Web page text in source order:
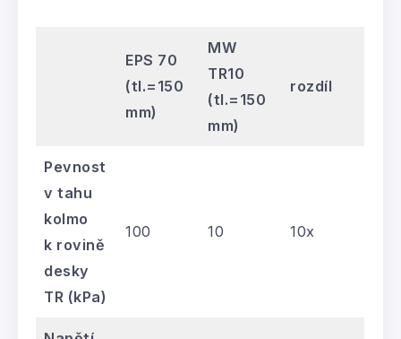
EPS 70
(tl.=150
mm)
MW
TR10
(tl.=150
mm)
rozdíl
Pevnost
v tahu
kolmo
k rovině
desky
TR (kPa)
100 10 10x